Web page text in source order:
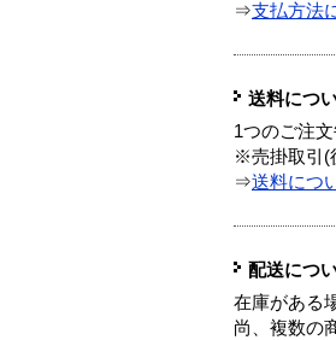
⇒支払方法
送料につ
1つのご注
※売掛取引(
⇒送料につ
配送につ
在庫がある
尚、複数の